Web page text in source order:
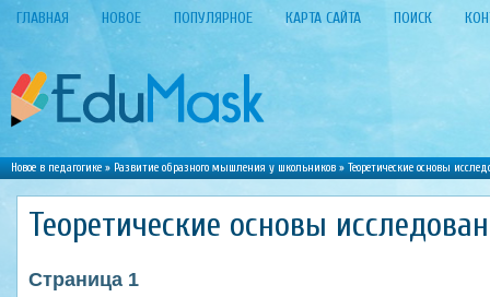
ГЛАВНАЯ НОВОЕ ПОПУЛЯРНОЕ КАРТА САЙТА ПОИСК
Новое в педагогике»Развитие образного мышления у школьников» Теоретические основы
Теоретические основы
Страница 1